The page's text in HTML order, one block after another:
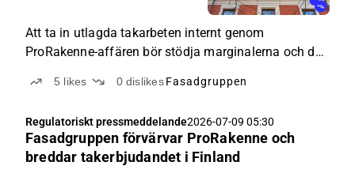
Att ta in utlagda takarbeten internt genom
ProRakenne-affären bör stödja marginalerna och den
5 likes 0 dislikes Fasadgruppen
Regulatoriskt pressmeddelande2026-07-09 05:30
Fasadgruppen förvärvar ProRakenne och
breddar takerbjudandet i Finland